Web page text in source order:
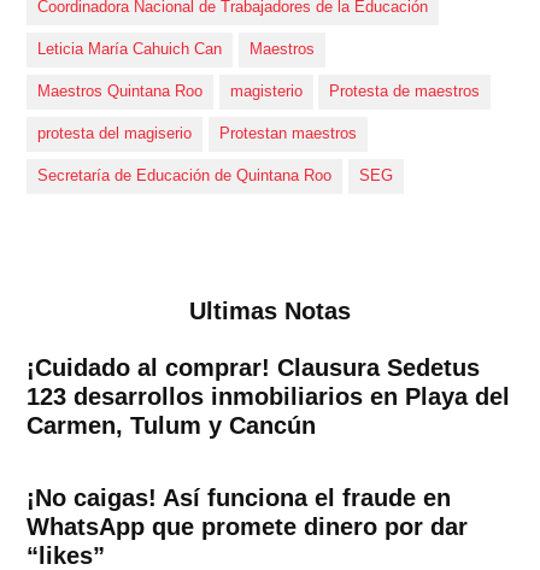
Coordinadora Nacional de Trabajadores de la Educación
Leticia María Cahuich Can Maestros
Maestros Quintana Roo magisterio Protesta de maestros
protesta del magiserio Protestan maestros
Secretaría de Educación de Quintana Roo SEG
Ultimas Notas
¡Cuidado al comprar! Clausura Sedetus
123 desarrollos inmobiliarios en Playa del
Carmen, Tulum y Cancún
¡No caigas! Así funciona el fraude en
WhatsApp que promete dinero por dar
“likes”